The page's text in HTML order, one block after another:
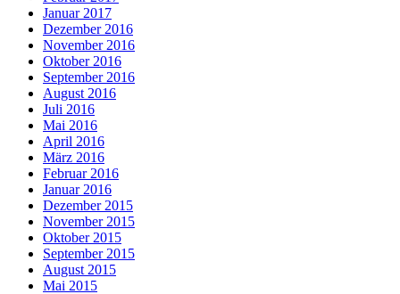
Januar 2017
Dezember 2016
November 2016
Oktober 2016
September 2016
August 2016
Juli 2016
Mai 2016
April 2016
März 2016
Februar 2016
Januar 2016
Dezember 2015
November 2015
Oktober 2015
September 2015
August 2015
Mai 2015